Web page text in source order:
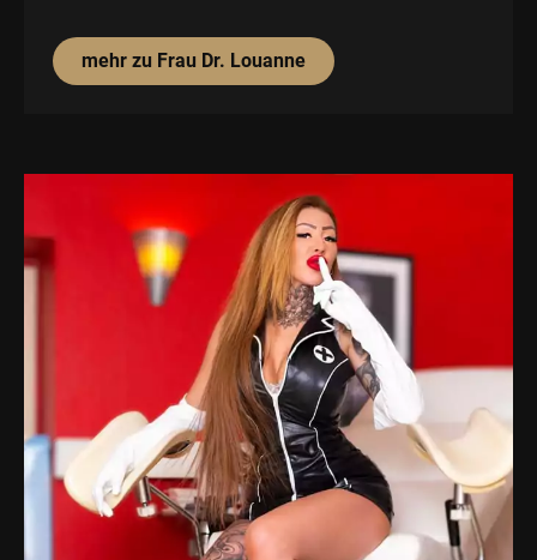
mehr zu Frau Dr. Louanne